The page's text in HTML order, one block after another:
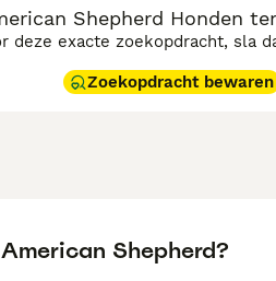
Shepherd Honden
exacte zoekopdracht, sla
Zoekopdracht bewaren
Shepherd?